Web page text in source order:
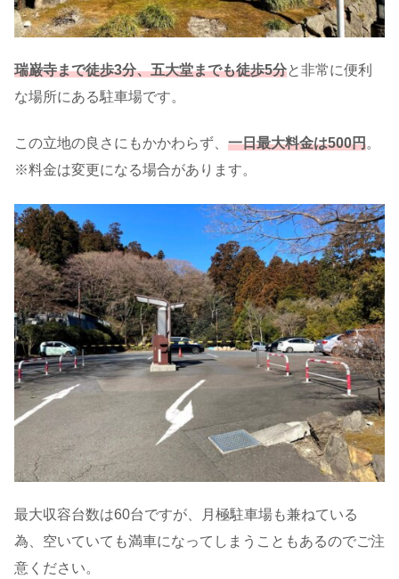
瑞巌寺まで徒歩3分、五大堂までも徒歩5分と非常に便利
な場所にある駐車場です。
この立地の良さにもかかわらず、 一日最大料金は500円。
※料金は変更になる場合があります。
最大収容台数は60台ですが、月極駐車場も兼ねている
為、空いていても満車になってしまうこともあるのでご注
意ください。